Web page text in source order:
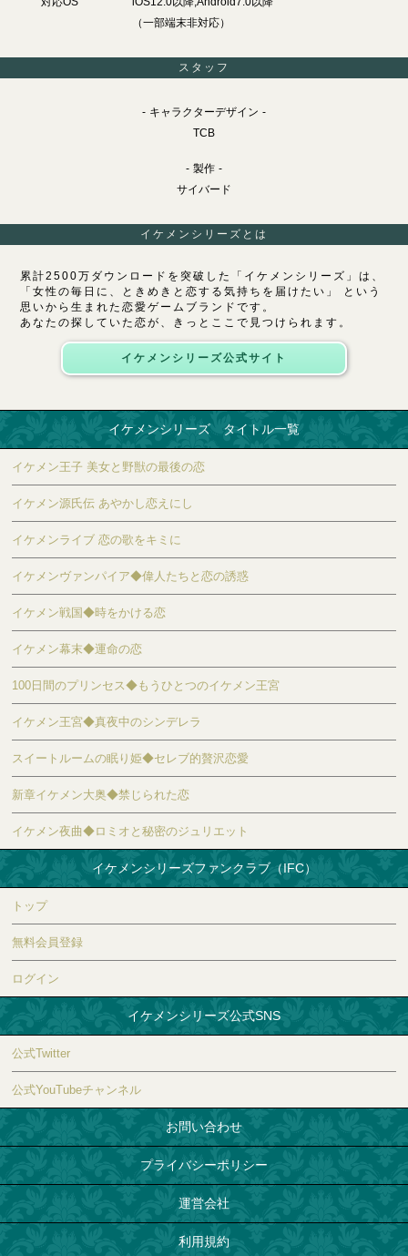
（一部端末非対応）
スタッフ
キャラクターデザイン
TCB
製作
サイバード
イケメンシリーズとは
累計2500万ダウンロードを突破した「イケメンシリーズ」は、
「女性の毎日に、ときめきと恋する気持ちを届けたい」 という
思いから生まれた恋愛ゲームブランドです。
あなたの探していた恋が、きっとここで見つけられます。
イケメンシリーズ公式サイト
イケメンシリーズ タイトル一覧
イケメン王子 美女と野獣の最後の恋
イケメン源氏伝 あやかし恋えにし
イケメンライブ 恋の歌をキミに
イケメンヴァンパイア◆偉人たちと恋の誘惑
イケメン戦国◆時をかける恋
イケメン幕末◆運命の恋
100日間のプリンセス◆もうひとつのイケメン王宮
イケメン王宮◆真夜中のシンデレラ
スイートルームの眠り姫◆セレブ的贅沢恋愛
新章イケメン大奥◆禁じられた恋
イケメン夜曲◆ロミオと秘密のジュリエット
イケメンシリーズファンクラブ（IFC）
トップ
無料会員登録
ログイン
イケメンシリーズ公式SNS
公式Twitter
公式YouTubeチャンネル
お問い合わせ
プライバシーポリシー
運営会社
利用規約